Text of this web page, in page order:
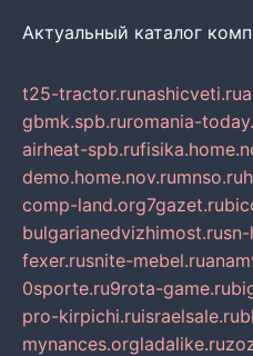
Актуальный каталог
t25-tractor.runashicveti.ru
gbmk.spb.ruromania-
airheat-spb.ru
demo.home.nov.rumnso.ru
comp-land.org7gazet.ru
bulgarianedvizhimost.ru
fexer.rusnite-mebel.ru
0sporte.ru9rota-game.ru
pro-kirpichi.ruisraelsale.ru
mynances.orgladalike.ru